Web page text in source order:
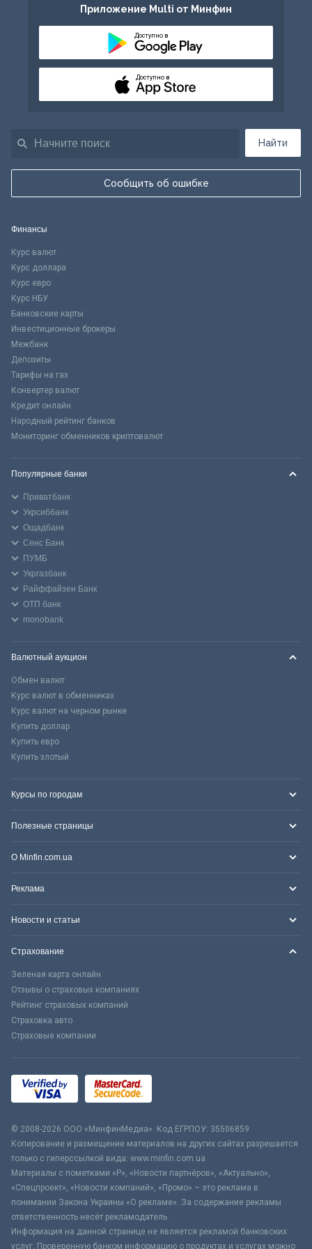
Найти
Сообщить об ошибке
Приложение Multi от Минфин
Доступно в
Доступно в
Финансы
Курс валют
Курс доллара
Курс евро
Курс НБУ
Банковские карты
Инвестиционные брокеры
Межбанк
Депозиты
Тарифы на газ
Конвертер валют
Кредит онлайн
Народный рейтинг банков
Мониторинг обменников криптовалют
Популярные банки
Приватбанк
Укрсиббанк
Ощадбанк
Сенс Банк
ПУМБ
Укргазбанк
Райффайзен Банк
ОТП банк
monobank
Валютный аукцион
Обмен валют
Курс валют в обменниках
Курс валют на черном рынке
Купить доллар
Купить евро
Купить злотый
Курсы по городам
Полезные страницы
О Minfin.com.ua
Реклама
Новости и статьи
Страхование
Зеленая карта онлайн
Отзывы о страховых компаниях
Рейтинг страховых компаний
Страховка авто
Страховые компании
© 2008-2026 ООО «МинфинМедиа». Код ЕГРПОУ: 35506859
Копирование и размещение материалов на других сайтах разрешается
только с гиперссылкой вида: www.minfin.com.ua
Материалы с пометками «Р», «Новости партнёров», «Актуально»,
«Спецпроект», «Новости компаний», «Промо» – это реклама в
понимании Закона Украины «О рекламе». За содержание рекламы
ответственность несёт рекламодатель.
Информация на данной странице не является рекламой банковских
услуг. Проверенную банком информацию о продуктах и услугах можно